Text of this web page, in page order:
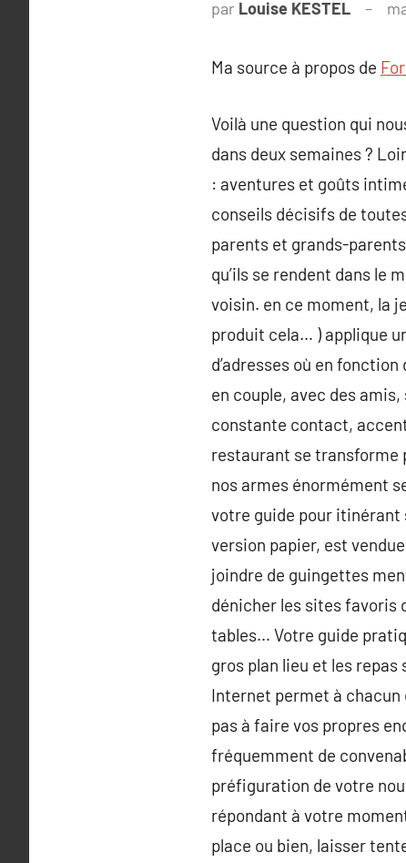
par Louise KESTEL
Ma source à propos de
Voilà une question qui
dans deux semaines ?
: aventures et goûts
conseils décisifs de
parents et grands-
qu’ils se rendent dans le
voisin. en ce moment, la
produit cela… ) applique
d’adresses où en
en couple, avec des
constante contact,
restaurant se transforme
nos armes énormément
votre guide pour itinérant
version papier, est
joindre de guingettes
dénicher les sites favoris
tables… Votre guide
gros plan lieu et les
Internet permet à chacun
pas à faire vos propres
fréquemment de
préfiguration de votre
répondant à votre
place ou bien, laisser